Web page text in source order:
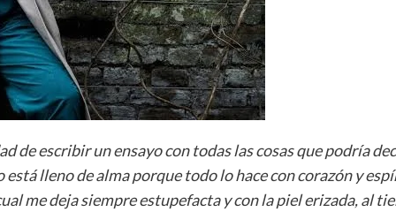
de escribir un ensayo con todas las cosas que podría
lleno de alma porque todo lo hace con corazón y
me deja siempre estupefacta y con la piel erizada, al